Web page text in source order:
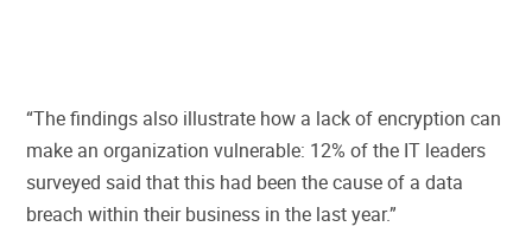
“The findings also illustrate how a lack of encryption can
make an organization vulnerable: 12% of the IT leaders
surveyed said that this had been the cause of a data
breach within their business in the last year.”